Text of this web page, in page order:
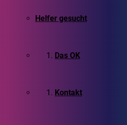
Helfer gesucht
Das OK
Kontakt